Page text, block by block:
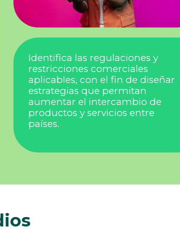
Identifica las regulaciones y
restricciones comerciales
aplicables, con el fin de diseñar
estrategias que permitan
aumentar el intercambio de
productos y servicios entre
países.